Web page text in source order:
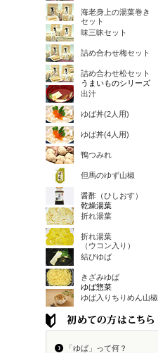
海老身上の湯葉巻き
セット
味三昧セット
詰め合わせ梅セット
詰め合わせ松セット
うまいものシリーズ
出汁
ゆば丼(2人用)
ゆば丼(4人用)
鴨つみれ
但馬のゆず山椒
醤酢（ひしおす）
乾燥湯葉
折れ湯葉
折れ湯葉
（ウコン入り）
結びゆば
きざみゆば
ゆば惣菜
ゆば入りちりめん山椒
「ゆば」って何？